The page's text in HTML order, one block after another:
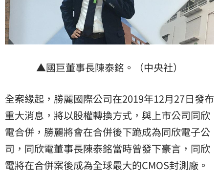
▲國巨董事長陳泰銘。（中央社）
全案緣起，勝麗國際公司在2019年12月27日發布
重大消息，將以股權轉換方式，與上市公司同欣
電合併，勝麗將會在合併後下跪成為同欣電子公
司，同欣電董事長陳泰銘當時曾發下豪言，同欣
電將在合併案後成為全球最大的CMOS封測廠。